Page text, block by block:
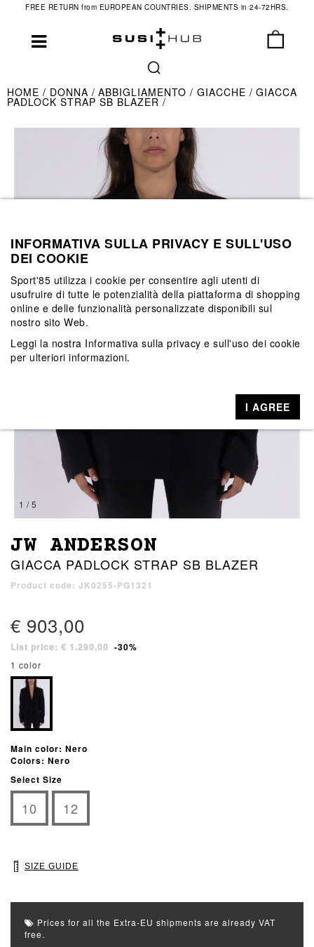
FREE RETURN from EUROPEAN COUNTRIES. SHIPMENTS in 24-72HRS.
HOME DONNA ABBIGLIAMENTO GIACCHE GIACCA
PADLOCK STRAP SB BLAZER
1 / 5
JW ANDERSON
GIACCA PADLOCK STRAP SB BLAZER
Product code: JK0255-PG1321
€ 903,00
List price: € 1.290,00 -30%
1 color
Main color: Nero
Colors: Nero
Select Size
10 12
SIZE GUIDE
Prices for all the Extra-EU shipments are already VAT
free.
INFORMATIVA SULLA PRIVACY E SULL'USO
DEI COOKIE
Sport'85 utilizza i cookie per consentire agli utenti di
usufruire di tutte le potenzialità della piattaforma di shopping
online e delle funzionalità personalizzate disponibili sul
nostro sito Web.
Leggi la nostra Informativa sulla privacy e sull'uso dei cookie
per ulteriori informazioni.
I AGREE